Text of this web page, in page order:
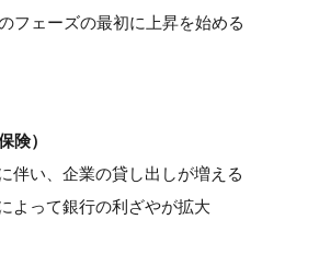
フェーズの最初に上昇を始める
険）
伴い、企業の貸し出しが増える
よって銀行の利ざやが拡大